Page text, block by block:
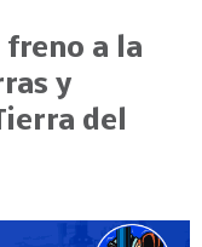
freno a la
y
del